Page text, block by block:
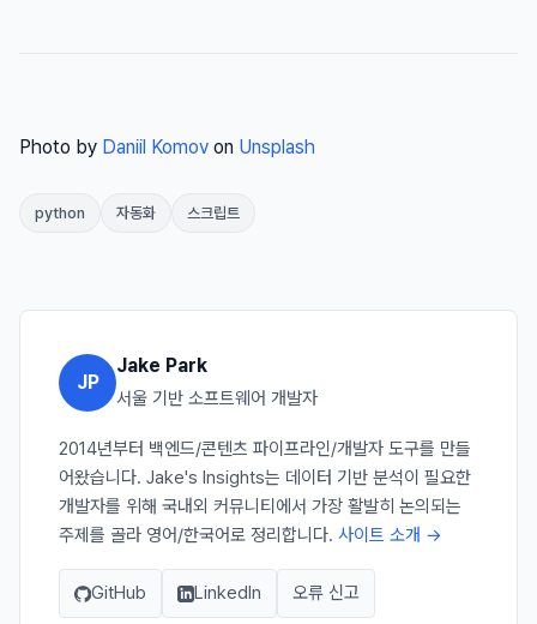
Photo by Daniil Komov on Unsplash
python 자동화 스크립트
JP
Jake Park
서울 기반 소프트웨어 개발자
2014년부터 백엔드/콘텐츠 파이프라인/개발자 도구를 만들
어왔습니다. Jake's Insights는 데이터 기반 분석이 필요한
개발자를 위해 국내외 커뮤니티에서 가장 활발히 논의되는
주제를 골라 영어/한국어로 정리합니다. 사이트 소개 →
GitHub LinkedIn 오류 신고